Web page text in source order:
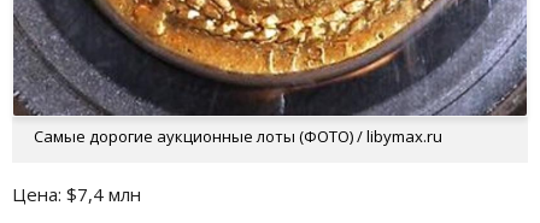
Самые дорогие аукционные лоты (ФОТО) / libymax.ru
Цена: $7,4 млн